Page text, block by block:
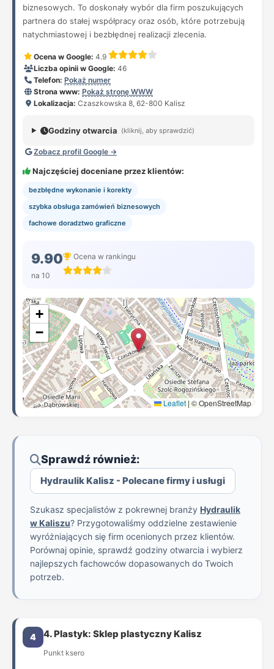
biznesowych. To doskonały wybór dla firm poszukujących
partnera do stałej współpracy oraz osób, które potrzebują
natychmiastowej i bezbłędnej realizacji zlecenia.
Ocena w Google: 4.9
Liczba opinii w Google: 46
Telefon: Pokaż numer
Strona www: Pokaż stronę WWW
Lokalizacja: Czaszkowska 8, 62-800 Kalisz
Godziny otwarcia (kliknij, aby sprawdzić)
Zobacz profil Google →
Najczęściej doceniane przez klientów:
bezbłędne wykonanie i korekty
szybka obsługa zamówień biznesowych
fachowe doradztwo graficzne
9.90
na 10
Ocena w rankingu
+
−
Leaflet | © OpenStreetMap
Sprawdź również:
Hydraulik Kalisz - Polecane firmy i usługi
Szukasz specjalistów z pokrewnej branży Hydraulik
w Kaliszu? Przygotowaliśmy oddzielne zestawienie
wyróżniających się firm ocenionych przez klientów.
Porównaj opinie, sprawdź godziny otwarcia i wybierz
najlepszych fachowców dopasowanych do Twoich
potrzeb.
4 4. Plastyk: Sklep plastyczny Kalisz
Punkt ksero